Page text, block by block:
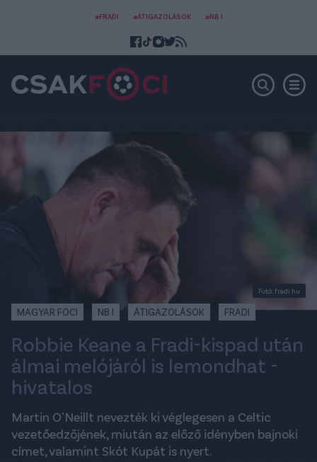
#FRADI #ÁTIGAZOLÁSOK #NB I
Fotó: fradi.hu
MAGYAR FOCI NB I ÁTIGAZOLÁSOK FRADI
Robbie Keane a Fradi-kispad után
álmai melójáról is lemondhat -
hivatalos
Martin O'Neillt nevezték ki véglegesen a Celtic
vezetőedzőjének, miután az előző idényben bajnoki
címet, valamint Skót Kupát is nyert.